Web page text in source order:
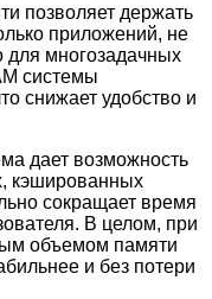
позволяет держать
приложений, не
для многозадачных
системы
снижает удобство и
дает возможность
кэшированных
сокращает время
В целом, при
объемом памяти
и без потери